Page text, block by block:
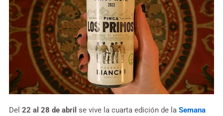
Del 22 al 28 de abril se vive la cuarta edición de la Semana